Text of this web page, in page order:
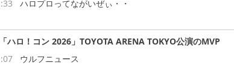
ハロプロってながいぜぃ・・
「ハロ！コン 2026」TOYOTA ARENA TOKYO公演のMVP
ウルフニュース